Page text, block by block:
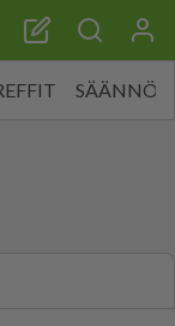
SÄÄNNÖT